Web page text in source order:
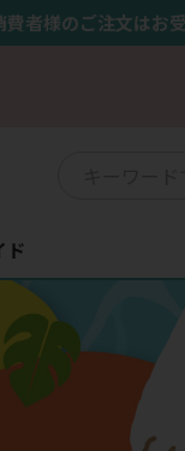
者様のご注文はお
ド